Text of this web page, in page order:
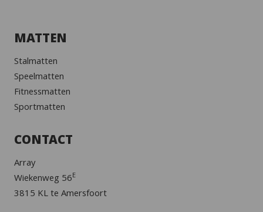
MATTEN
Stalmatten
Speelmatten
Fitnessmatten
Sportmatten
CONTACT
Array
Wiekenweg 56E
3815 KL te Amersfoort